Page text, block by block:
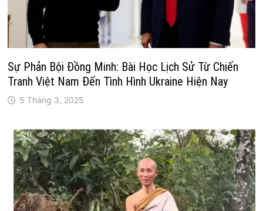
Sự Phản Bội Đồng Minh: Bài Học Lịch Sử Từ Chiến
Tranh Việt Nam Đến Tình Hình Ukraine Hiện Nay
5 Tháng 3, 2025